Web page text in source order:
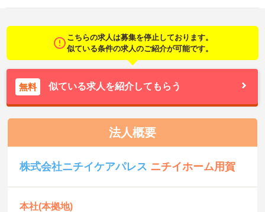
こちらの求人は募集を停止しております。
似ている条件の求人のご紹介が可能です。
無料 似ている求人を紹介してもらう
法人概要
株式会社ニチイケアパレス ニチイホーム用賀
本社(本拠地)